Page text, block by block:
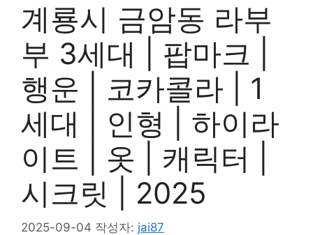
계룡시 금암동 라부
부 3세대 | 팝마크 |
행운 | 코카콜라 | 1
세대 | 인형 | 하이라
이트 | 옷 | 캐릭터 |
시크릿 | 2025
2025-09-04 작성자: jai87